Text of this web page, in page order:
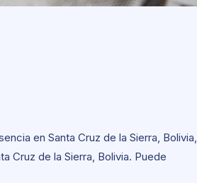
en Santa Cruz de la Sierra, Bolivia,
Cruz de la Sierra, Bolivia. Puede